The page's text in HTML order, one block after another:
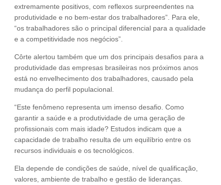
extremamente positivos, com reflexos surpreendentes na
produtividade e no bem-estar dos trabalhadores”. Para ele,
“os trabalhadores são o principal diferencial para a qualidade
e a competitividade nos negócios”.
Côrte alertou também que um dos principais desafios para a
produtividade das empresas brasileiras nos próximos anos
está no envelhecimento dos trabalhadores, causado pela
mudança do perfil populacional.
“Este fenômeno representa um imenso desafio. Como
garantir a saúde e a produtividade de uma geração de
profissionais com mais idade? Estudos indicam que a
capacidade de trabalho resulta de um equilíbrio entre os
recursos individuais e os tecnológicos.
Ela depende de condições de saúde, nível de qualificação,
valores, ambiente de trabalho e gestão de lideranças.